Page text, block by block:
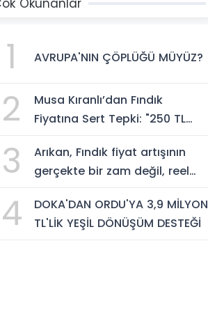
Okunanlar
1 AVRUPA'NIN ÇÖPLÜĞÜ MÜYÜZ?
2
Musa Kıranlı’dan Fındık
Fiyatına Sert Tepki: "250 TL
Koparır"
3
Arıkan, Fındık fiyat artışının
gerçekte bir zam değil, reel
savundu.
4
DOKA'DAN ORDU'YA 3,9 MİLYON
TL'LİK YEŞİL DÖNÜŞÜM DESTEĞİ